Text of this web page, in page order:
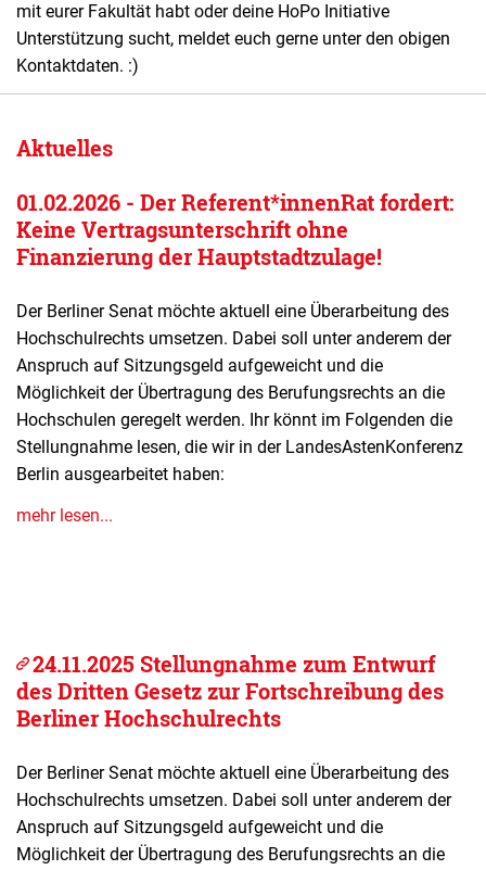
mit eurer Fakultät habt oder deine HoPo Initiative
Unterstützung sucht, meldet euch gerne unter den obigen
Kontaktdaten. :)
Aktuelles
01.02.2026 - Der Referent*innenRat fordert:
Keine Vertragsunterschrift ohne
Finanzierung der Hauptstadtzulage!
Der Berliner Senat möchte aktuell eine Überarbeitung des
Hochschulrechts umsetzen. Dabei soll unter anderem der
Anspruch auf Sitzungsgeld aufgeweicht und die
Möglichkeit der Übertragung des Berufungsrechts an die
Hochschulen geregelt werden. Ihr könnt im Folgenden die
Stellungnahme lesen, die wir in der LandesAstenKonferenz
Berlin ausgearbeitet haben:
mehr lesen...
24.11.2025 Stellungnahme zum Entwurf
des Dritten Gesetz zur Fortschreibung des
Berliner Hochschulrechts
Der Berliner Senat möchte aktuell eine Überarbeitung des
Hochschulrechts umsetzen. Dabei soll unter anderem der
Anspruch auf Sitzungsgeld aufgeweicht und die
Möglichkeit der Übertragung des Berufungsrechts an die